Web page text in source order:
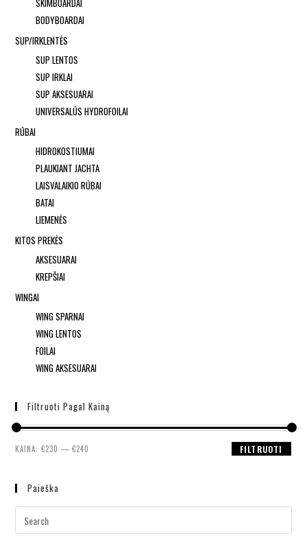
SKIMBOARDAI
BODYBOARDAI
SUP/IRKLENTĖS
SUP LENTOS
SUP IRKLAI
SUP AKSESUARAI
UNIVERSALŪS HYDROFOILAI
RŪBAI
HIDROKOSTIUMAI
PLAUKIANT JACHTA
LAISVALAIKIO RŪBAI
BATAI
LIEMENĖS
KITOS PREKĖS
AKSESUARAI
KREPŠIAI
WINGAI
WING SPARNAI
WING LENTOS
FOILAI
WING AKSESUARAI
Filtruoti Pagal Kainą
FILTRUOTI
KAINA:€230 —€240
Paieška